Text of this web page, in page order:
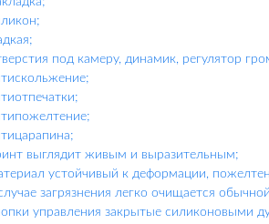
под камеру, динамик, регулятор
выглядит живым и выразительным;
устойчивый к деформации,
загрязнения легко очищается
управления закрытые силиконовыми